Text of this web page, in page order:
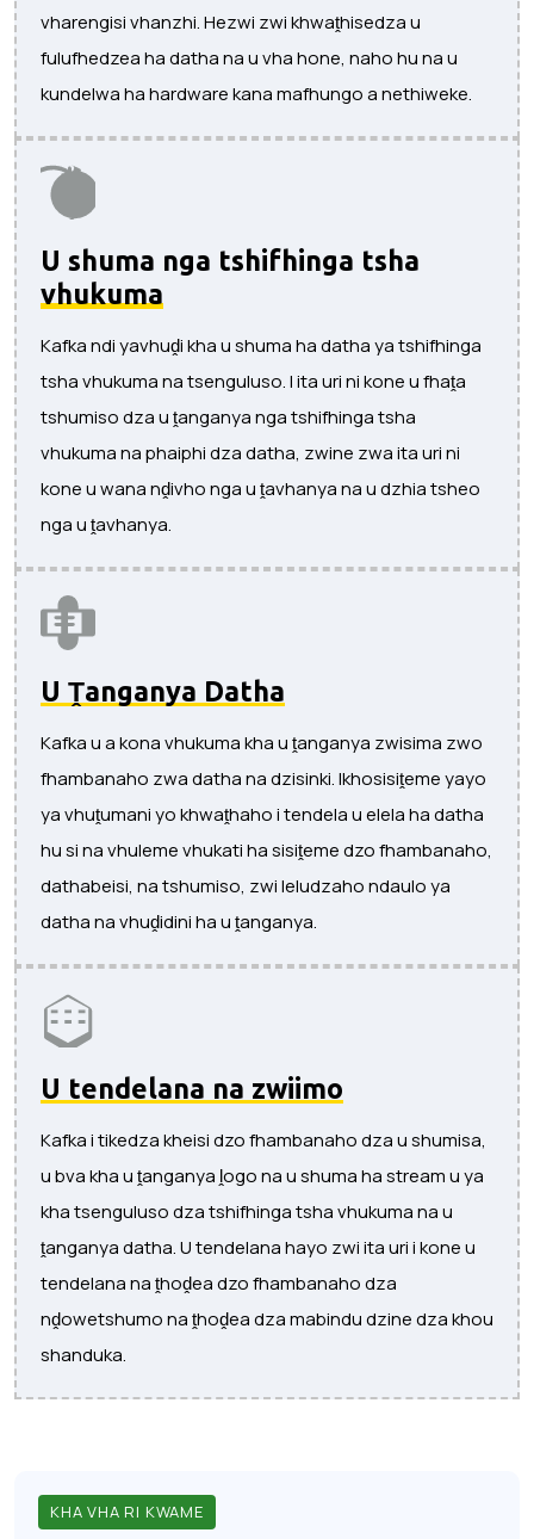
vharengisi vhanzhi. Hezwi zwi khwaṱhisedza u
fulufhedzea ha datha na u vha hone, naho hu na u
kundelwa ha hardware kana mafhungo a nethiweke.
U shuma nga tshifhinga tsha
vhukuma
Kafka ndi yavhuḓi kha u shuma ha datha ya tshifhinga
tsha vhukuma na tsenguluso. I ita uri ni kone u fhaṱa
tshumiso dza u ṱanganya nga tshifhinga tsha
vhukuma na phaiphi dza datha, zwine zwa ita uri ni
kone u wana nḓivho nga u ṱavhanya na u dzhia tsheo
nga u ṱavhanya.
U Ṱanganya Datha
Kafka u a kona vhukuma kha u ṱanganya zwisima zwo
fhambanaho zwa datha na dzisinki. Ikhosisiṱeme yayo
ya vhuṱumani yo khwaṱhaho i tendela u elela ha datha
hu si na vhuleme vhukati ha sisiṱeme dzo fhambanaho,
dathabeisi, na tshumiso, zwi leludzaho ndaulo ya
datha na vhuḓidini ha u ṱanganya.
U tendelana na zwiimo
Kafka i tikedza kheisi dzo fhambanaho dza u shumisa,
u bva kha u ṱanganya ḽogo na u shuma ha stream u ya
kha tsenguluso dza tshifhinga tsha vhukuma na u
ṱanganya datha. U tendelana hayo zwi ita uri i kone u
tendelana na ṱhoḓea dzo fhambanaho dza
nḓowetshumo na ṱhoḓea dza mabindu dzine dza khou
shanduka.
KHA VHA RI KWAME